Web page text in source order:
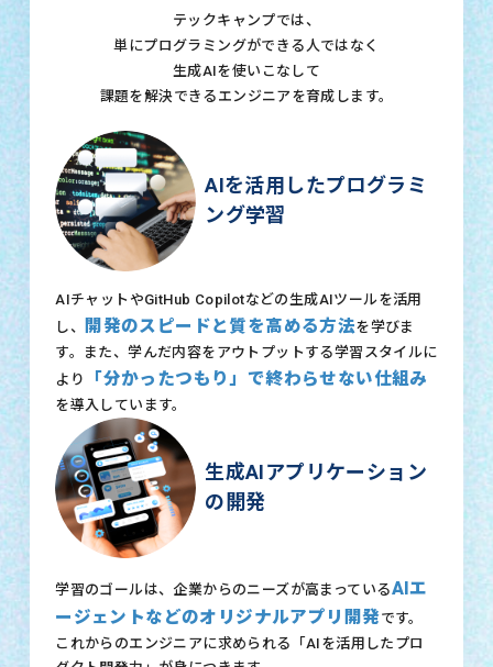
テックキャンプでは、
単にプログラミングができる人ではなく
生成AIを使いこなして
課題を解決できるエンジニアを育成します。
AIを活用したプログラミ
ング学習
AIチャットやGitHub Copilotなどの生成AIツールを活用
し、
開発のスピードと質を高める方法を学びま
す。また、学んだ内容をアウトプットする学習スタイルに
より
「分かったつもり」で終わらせない仕組み
を導入しています。
生成AIアプリケーション
の開発
学習のゴールは、企業からのニーズが高まっているAIエ
ージェントなどのオリジナルアプリ開発です。
これからのエンジニアに求められる「AIを活用したプロ